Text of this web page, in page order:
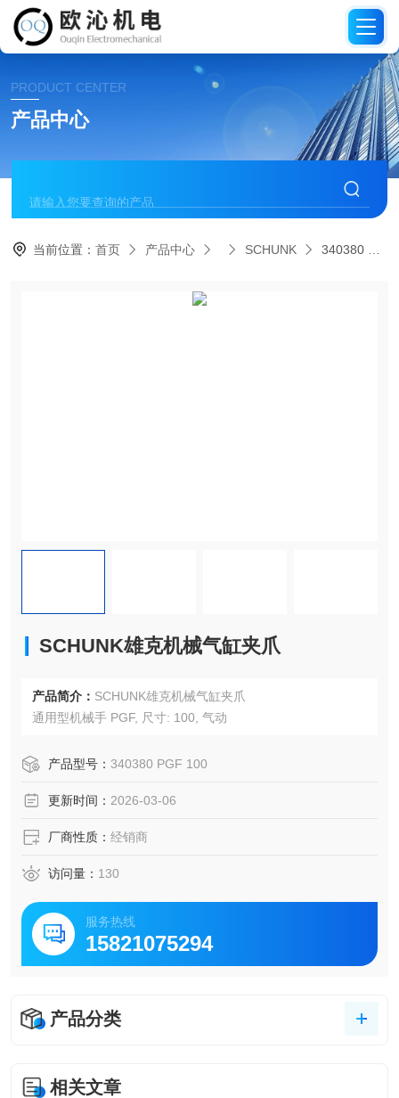
PRODUCT CENTER
产品中心
当前位置：首页 产品中心 SCHUNK 340380 PGF 100SCHUNK雄克机械气缸夹爪
SCHUNK雄克机械气缸夹爪
产品简介： SCHUNK雄克机械气缸夹爪
通用型机械手 PGF, 尺寸: 100, 气动
产品型号： 340380 PGF 100
更新时间： 2026-03-06
厂商性质： 经销商
访问量： 130
服务热线
15821075294
产品分类
相关文章